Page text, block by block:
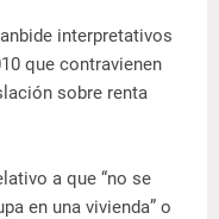
interpretativos
que contravienen
sobre renta
a que “no se
en una vivienda” o